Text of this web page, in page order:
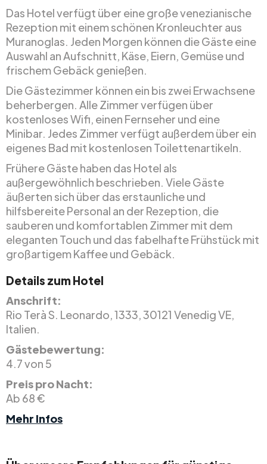
Das Hotel verfügt über eine große venezianische
Rezeption mit einem schönen Kronleuchter aus
Muranoglas. Jeden Morgen können die Gäste eine
Auswahl an Aufschnitt, Käse, Eiern, Gemüse und
frischem Gebäck genießen.
Die Gästezimmer können ein bis zwei Erwachsene
beherbergen. Alle Zimmer verfügen über
kostenloses Wifi, einen Fernseher und eine
Minibar. Jedes Zimmer verfügt außerdem über ein
eigenes Bad mit kostenlosen Toilettenartikeln.
Frühere Gäste haben das Hotel als
außergewöhnlich beschrieben. Viele Gäste
äußerten sich über das erstaunliche und
hilfsbereite Personal an der Rezeption, die
sauberen und komfortablen Zimmer mit dem
eleganten Touch und das fabelhafte Frühstück mit
großartigem Kaffee und Gebäck.
Details zum Hotel
Anschrift:
Rio Terà S. Leonardo, 1333, 30121 Venedig VE,
Italien.
Gästebewertung:
4.7 von 5
Preis pro Nacht:
Ab 68 €
Mehr Infos